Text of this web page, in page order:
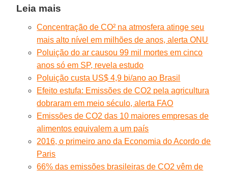
Leia mais
Concentração de CO² na atmosfera atinge seu
mais alto nível em milhões de anos, alerta ONU
Poluição do ar causou 99 mil mortes em cinco
anos só em SP, revela estudo
Poluição custa US$ 4,9 bi/ano ao Brasil
Efeito estufa: Emissões de CO2 pela agricultura
dobraram em meio século, alerta FAO
Emissões de CO2 das 10 maiores empresas de
alimentos equivalem a um país
2016, o primeiro ano da Economia do Acordo de
Paris
66% das emissões brasileiras de CO2 vêm de